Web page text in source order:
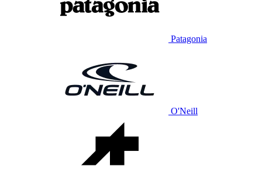
Patagonia
O'Neill